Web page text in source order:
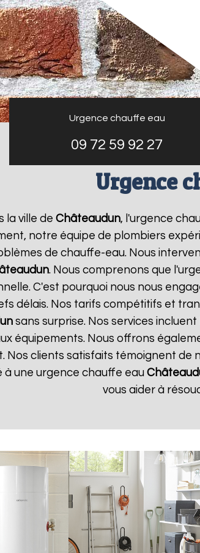
Urgence chauffe eau
09 72 59 92 27
Urgence
la ville de Châteaudun, l'urgence
notre équipe de plombiers
de chauffe-eau. Nous
. Nous comprenons que
C'est pourquoi nous nous
délais. Nos tarifs compétitifs et
sans surprise. Nos services
équipements. Nous offrons
Nos clients satisfaits témoignent de
une urgence chauffe eau
vous aider à